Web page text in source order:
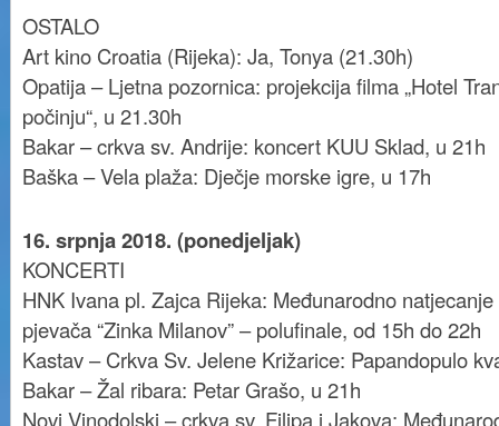
OSTALO
Art kino Croatia (Rijeka): Ja, Tonya (21.30h)
Opatija – Ljetna pozornica: projekcija filma „Hotel
počinju“, u 21.30h
Bakar – crkva sv. Andrije: koncert KUU Sklad, u 21h
Baška – Vela plaža: Dječje morske igre, u 17h
16. srpnja 2018. (ponedjeljak)
KONCERTI
HNK Ivana pl. Zajca Rijeka: Međunarodno
pjevača “Zinka Milanov” – polufinale, od 15h do 22h
Kastav – Crkva Sv. Jelene Križarice: Papandopulo
Bakar – Žal ribara: Petar Grašo, u 21h
Novi Vinodolski – crkva sv. Filipa i Jakova: